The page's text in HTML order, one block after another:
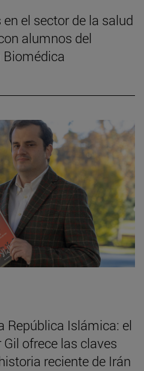
el sector de la salud
alumnos del
Biomédica
República Islámica: el
ofrece las claves
reciente de Irán